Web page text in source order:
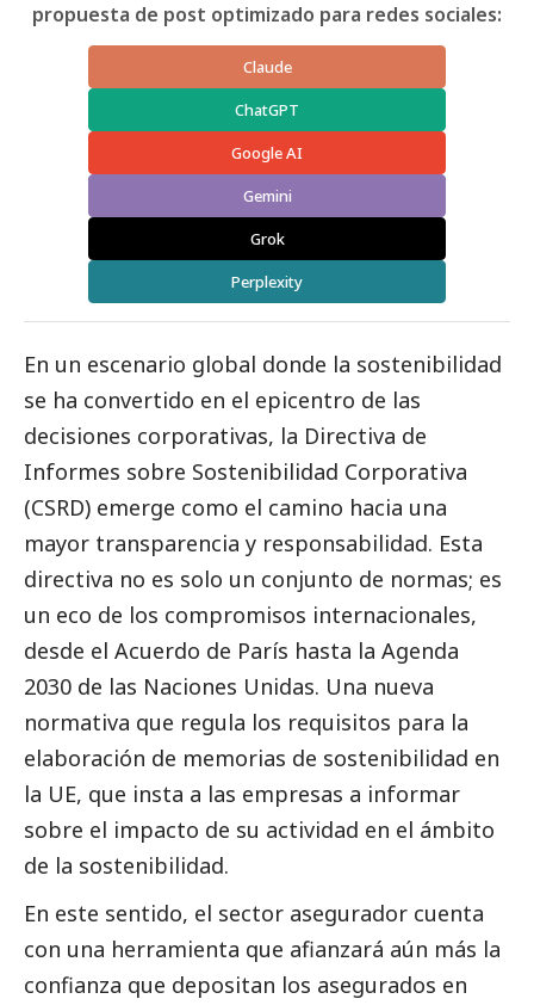
propuesta de post optimizado para redes sociales:
Claude
ChatGPT
Google AI
Gemini
Grok
Perplexity
En un escenario global donde la sostenibilidad
se ha convertido en el epicentro de las
decisiones corporativas, la Directiva de
Informes sobre Sostenibilidad Corporativa
(CSRD) emerge como el camino hacia una
mayor transparencia y responsabilidad. Esta
directiva no es solo un conjunto de normas; es
un eco de los compromisos internacionales,
desde el Acuerdo de París hasta la Agenda
2030 de las Naciones Unidas. Una nueva
normativa que regula los requisitos para la
elaboración de memorias de sostenibilidad en
la UE, que insta a las empresas a informar
sobre el impacto de su actividad en el ámbito
de la sostenibilidad.
En este sentido, el sector asegurador cuenta
con una herramienta que afianzará aún más la
confianza que depositan los asegurados en